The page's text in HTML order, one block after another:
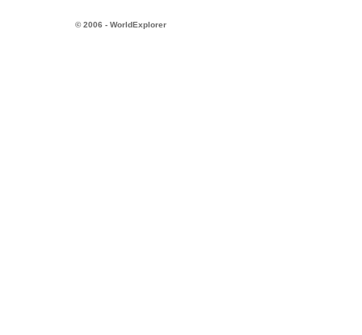
© 2006 - WorldExplorer